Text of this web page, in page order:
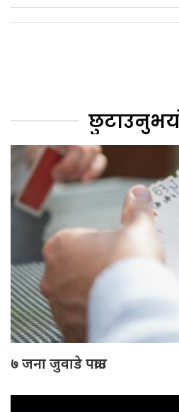
७ जना जुवाडे पक्राउ